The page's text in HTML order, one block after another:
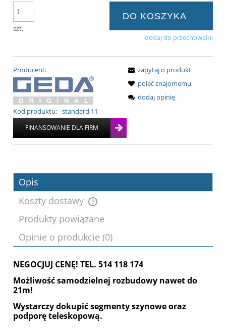
szt.
DO KOSZYKA
dodaj do przechowalni
Producent:
Kod produktu: standard 11
zapytaj o produkt
poleć znajomemu
dodaj opinię
Opis
Koszty dostawy
płatności
Produkty powiązane
Opinie o produkcie (0)
NEGOCJUJ CENĘ! TEL. 514 118 174
Możliwość samodzielnej rozbudowy nawet do
21m!
Wystarczy dokupić segmenty szynowe oraz
podporę teleskopową.